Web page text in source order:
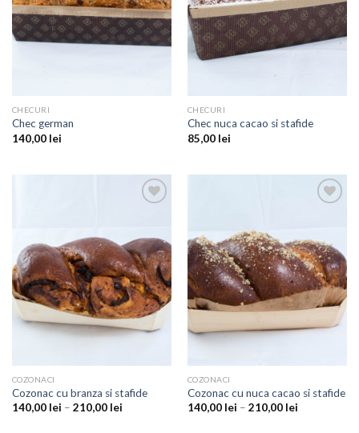
CHECURI
Chec german
140,00 lei
CHECURI
Chec nuca cacao si stafide
85,00 lei
COZONACI
Cozonac cu branza si stafide
140,00 lei – 210,00 lei
COZONACI
Cozonac cu nuca cacao si stafide
140,00 lei – 210,00 lei